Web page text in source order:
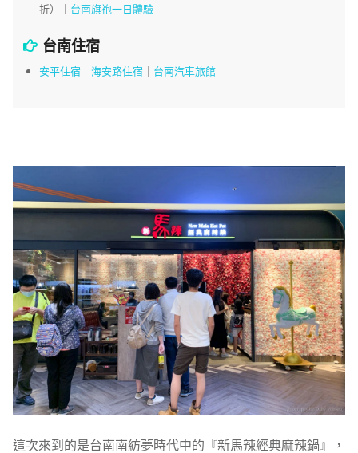
折）｜ 台南旗袍一日體驗
台南住宿
安平住宿｜ 海安路住宿｜ 台南汽車旅館
這次來到的是台南南紡夢時代中的『新馬辣經典麻辣鍋』，